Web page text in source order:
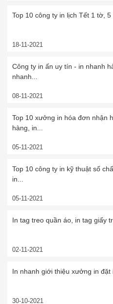
Top 10 công ty in lịch Tết 1 tờ, 5
18-11-2021
Công ty in ấn uy tín - in nhanh
nhanh...
08-11-2021
Top 10 xưởng in hóa đơn nhận
hàng, in...
05-11-2021
Top 10 công ty in kỹ thuật số
in...
05-11-2021
In tag treo quần áo, in tag giấy
02-11-2021
In nhanh giới thiệu xưởng in đặt
30-10-2021